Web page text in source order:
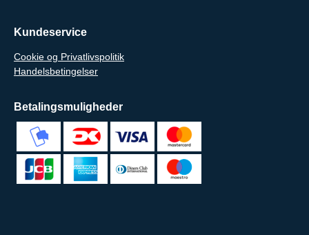
Kundeservice
Cookie og Privatlivspolitik
Handelsbetingelser
Betalingsmuligheder